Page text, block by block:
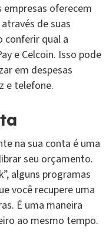
oferecem
de suas
conferir qual a
e Celcoin. Isso pode
em despesas
e telefone.
na sua conta é uma
seu orçamento.
alguns programas
você recupere uma
É uma maneira
ao mesmo tempo.